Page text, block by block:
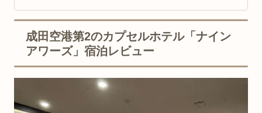
成田空港第2のカプセルホテル「ナイン
アワーズ」宿泊レビュー